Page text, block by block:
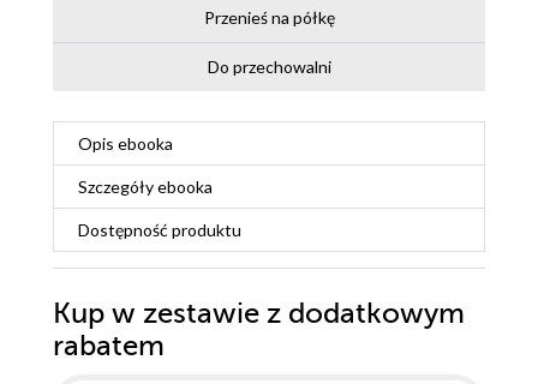
Przenieś na półkę
Do przechowalni
Opis ebooka
Szczegółyebooka
Dostępność produktu
Kup w zestawie z dodatkowym
rabatem